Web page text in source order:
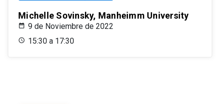
Michelle Sovinsky, Manheimm University
9 de Noviembre de 2022
15:30 a 17:30